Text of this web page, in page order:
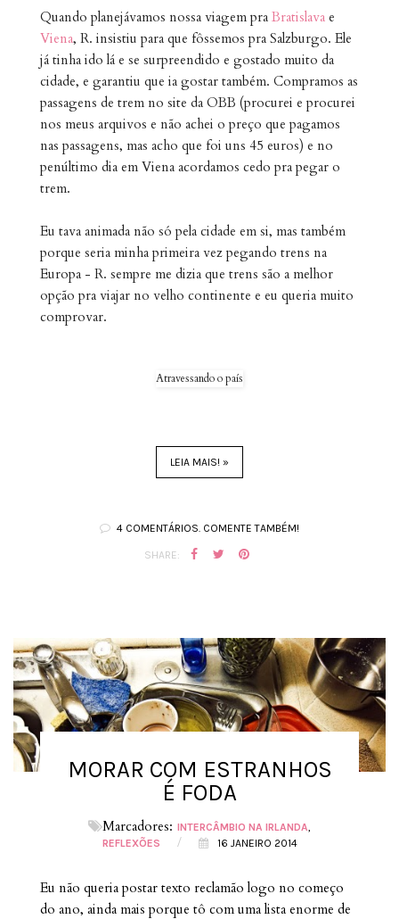
Quando planejávamos nossa viagem pra Bratislava e
Viena, R. insistiu para que fôssemos pra Salzburgo. Ele
já tinha ido lá e se surpreendido e gostado muito da
cidade, e garantiu que ia gostar também. Compramos as
passagens de trem no site da OBB (procurei e procurei
nos meus arquivos e não achei o preço que pagamos
nas passagens, mas acho que foi uns 45 euros) e no
penúltimo dia em Viena acordamos cedo pra pegar o
trem.
Eu tava animada não só pela cidade em si, mas também
porque seria minha primeira vez pegando trens na
Europa - R. sempre me dizia que trens são a melhor
opção pra viajar no velho continente e eu queria muito
comprovar.
Atravessando o país
LEIA MAIS! »
4 COMENTÁRIOS. COMENTE TAMBÉM!
SHARE:
MORAR COM ESTRANHOS
É FODA
Marcadores: INTERCÂMBIO NA IRLANDA
REFLEXÕES
/ 16 JANEIRO 2014
Eu não queria postar texto reclamão logo no começo
do ano, ainda mais porque tô com uma lista enorme de